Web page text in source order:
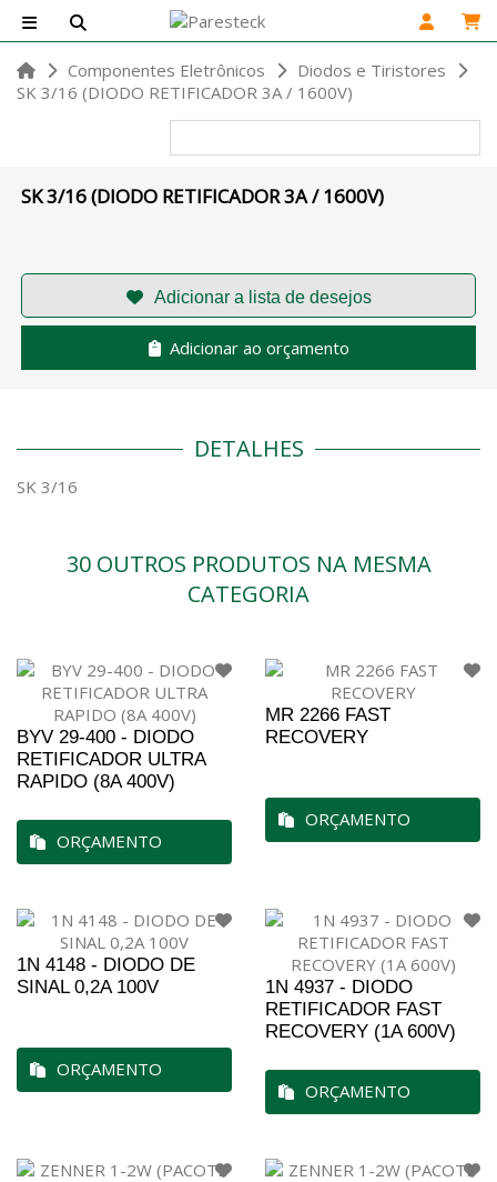
Componentes Eletrônicos
Diodos e Tiristores
SK 3/16 (DIODO RETIFICADOR 3A / 1600V)
SK 3/16 (DIODO RETIFICADOR 3A / 1600V)
Adicionar ao orçamento
DETALHES
SK 3/16
30 OUTROS PRODUTOS NA MESMA
CATEGORIA
BYV 29-400 - DIODO
RETIFICADOR ULTRA
RAPIDO (8A 400V)
ORÇAMENTO
MR 2266 FAST
RECOVERY
ORÇAMENTO
1N 4148 - DIODO DE
SINAL 0,2A 100V
ORÇAMENTO
1N 4937 - DIODO
RETIFICADOR FAST
RECOVERY (1A 600V)
ORÇAMENTO